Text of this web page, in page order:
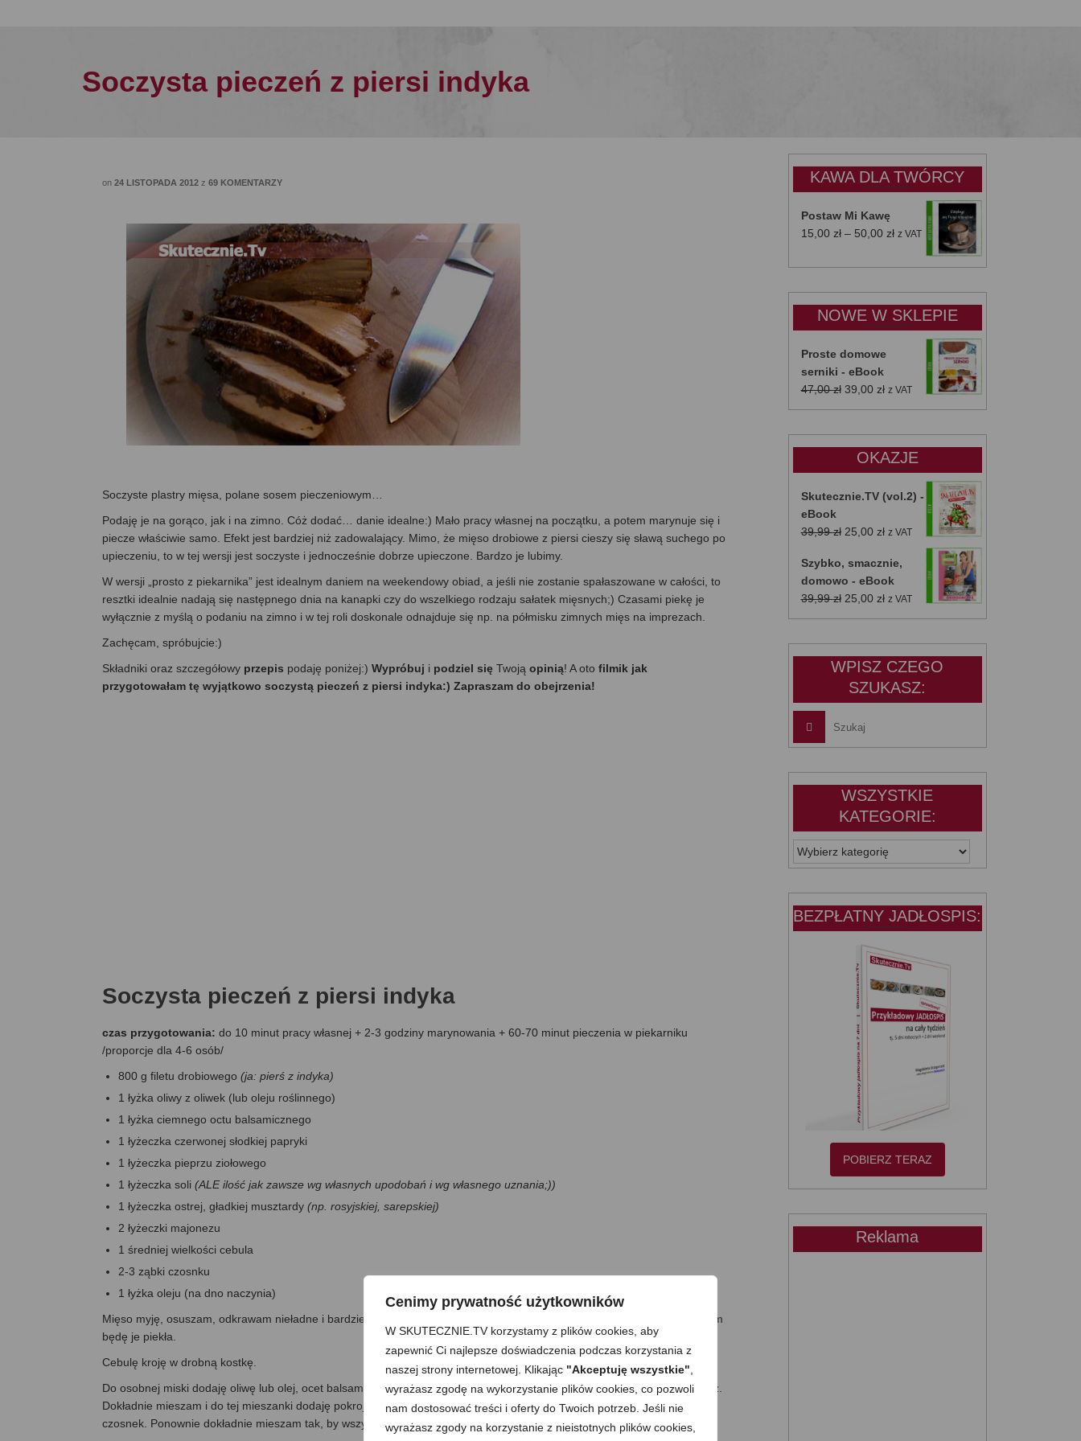
Cenimy prywatność użytkowników
W SKUTECZNIE.TV korzystamy z plików cookies, aby
zapewnić Ci najlepsze doświadczenia podczas korzystania z
naszej strony internetowej. Klikając "Akceptuję wszystkie"
wyrażasz zgodę na wykorzystanie plików cookies, co pozwoli
nam dostosować treści i oferty do Twoich potrzeb. Jeśli nie
wyrażasz zgody na korzystanie z nieistotnych plików cookies,
Soczysta pieczeń z piersi indyka
on 24 LISTOPADA 2012 z 69 KOMENTARZY
Soczyste plastry mięsa, polane sosem pieczeniowym…
Podaję je na gorąco, jak i na zimno. Cóż dodać… danie idealne:) Mało pracy własnej na początku, a potem marynuje się i
piecze właściwie samo. Efekt jest bardziej niż zadowalający. Mimo, że mięso drobiowe z piersi cieszy się sławą suchego po
upieczeniu, to w tej wersji jest soczyste i jednocześnie dobrze upieczone. Bardzo je lubimy.
W wersji „prosto z piekarnika” jest idealnym daniem na weekendowy obiad, a jeśli nie zostanie spałaszowane w całości, to
resztki idealnie nadają się następnego dnia na kanapki czy do wszelkiego rodzaju sałatek mięsnych;) Czasami piekę je
wyłącznie z myślą o podaniu na zimno i w tej roli doskonale odnajduje się np. na półmisku zimnych mięs na imprezach.
Zachęcam, spróbujcie:)
Składniki oraz szczegółowy przepis podaję poniżej:) Wypróbuj i podziel się Twoją opinią! A oto filmik jak
przygotowałam tę wyjątkowo soczystą pieczeń z piersi indyka:) Zapraszam do obejrzenia!
Soczysta pieczeń z piersi indyka
czas przygotowania: do 10 minut pracy własnej + 2-3 godziny marynowania + 60-70 minut pieczenia w piekarniku
/proporcje dla 4-6 osób/
800 g filetu drobiowego (ja: pierś z indyka)
1 łyżka oliwy z oliwek (lub oleju roślinnego)
1 łyżka ciemnego octu balsamicznego
1 łyżeczka czerwonej słodkiej papryki
1 łyżeczka pieprzu ziołowego
1 łyżeczka soli (ALE ilość jak zawsze wg własnych upodobań i wg własnego uznania;))
1 łyżeczka ostrej, gładkiej musztardy (np. rosyjskiej, sarepskiej)
2 łyżeczki majonezu
1 średniej wielkości cebula
2-3 ząbki czosnku
1 łyżka oleju (na dno naczynia)
Mięso myję, osuszam, odkrawam nieładne i bardziej tłuste kawałki, po czym układam w naczyniu żaroodpornym, w którym
będę je piekła.
Cebulę kroję w drobną kostkę.
Do osobnej miski dodaję oliwę lub olej, ocet balsamiczny, czerwoną paprykę, pieprz ziołowy, sól, musztardę oraz majonez.
Dokładnie mieszam i do tej mieszanki dodaję pokrojoną cebulę oraz przeciśnięty przez praskę lub drobno posiekany
czosnek. Ponownie dokładnie mieszam tak, by wszystkie składniki równomiernie się rozprowadziły.
KAWA DLA TWÓRCY
Postaw Mi Kawę
15,00 zł – 50,00 złZakres
od
do
50,00 zł
z VAT
NOWE W SKLEPIE
Proste domowe
serniki - eBook
47,00zł Pierwotna
cena
39,00 złAktualna
cena
z VAT
OKAZJE
Skutecznie.TV (vol.2) -
eBook
39,99zł Pierwotna
wynosiła:
39,99 zł.
25,00 złAktualna
wynosi:
25,00 zł.
z VAT
Szybko, smacznie,
domowo - eBook
39,99zł Pierwotna
cena
25,00 złAktualna
cena
z VAT
WPISZ CZEGO
SZUKASZ:
WSZYSTKIE
KATEGORIE:
WSZYSTKIE
KATEGORIE:
BEZPŁATNY JADŁOSPIS:
POBIERZ TERAZ
Reklama